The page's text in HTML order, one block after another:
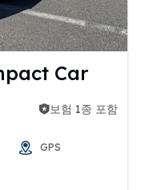
Car
보험 1종 포함
GPS